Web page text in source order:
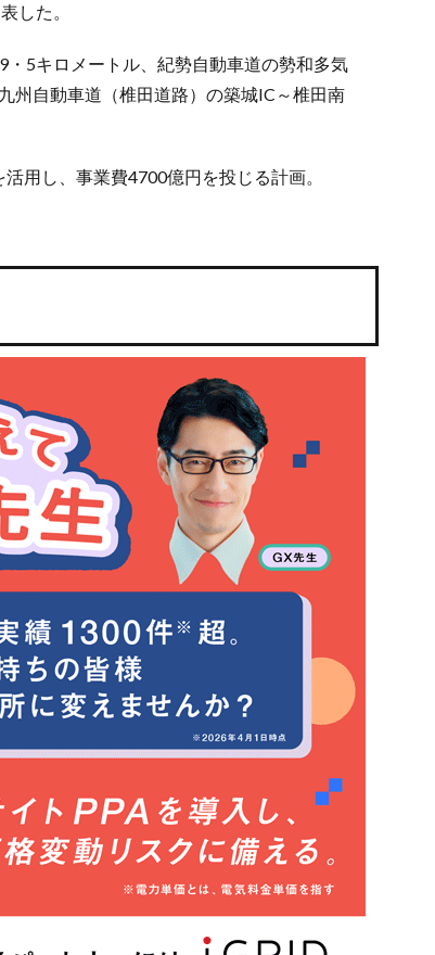
した。
5キロメートル、紀勢自動車道の勢和多気
州自動車道（椎田道路）の築城IC～椎田南
用し、事業費4700億円を投じる計画。